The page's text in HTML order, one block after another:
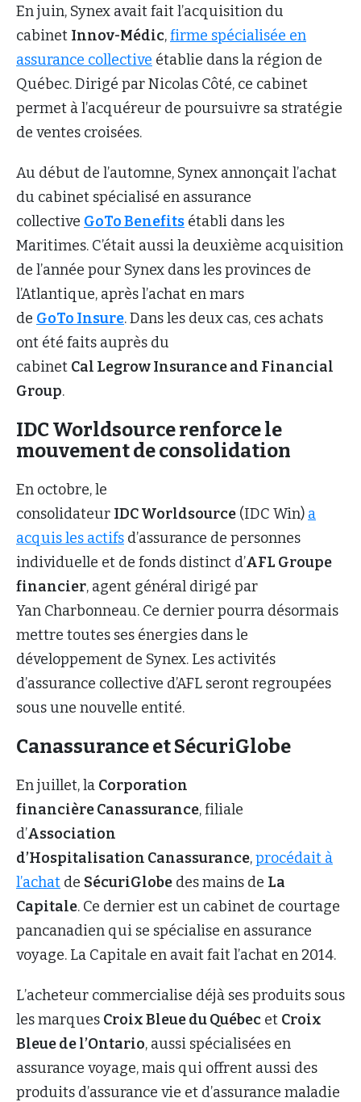
En juin, Synex avait fait l’acquisition du
cabinet Innov-Médic,firme spécialisée en
assurance collective établie dans la région de
Québec. Dirigé par Nicolas Côté, ce cabinet
permet à l’acquéreur de poursuivre sa stratégie
de ventes croisées.
Au début de l’automne, Synex annonçait l’achat
du cabinet spécialisé en assurance
collective GoTo Benefits établi dans les
Maritimes. C’était aussi la deuxième acquisition
de l’année pour Synex dans les provinces de
l’Atlantique, après l’achat en mars
de GoTo Insure. Dans les deux cas, ces achats
ont été faits auprès du
cabinet Cal Legrow Insurance and Financial
Group.
IDC Worldsource renforce le
mouvement de consolidation
En octobre, le
consolidateur IDC Worldsource (IDC Win) a
acquis les actifs d’assurance de personnes
individuelle et de fonds distinct d’AFL Groupe
financier, agent général dirigé par
Yan Charbonneau. Ce dernier pourra désormais
mettre toutes ses énergies dans le
développement de Synex. Les activités
d’assurance collective d’AFL seront regroupées
sous une nouvelle entité.
Canassurance et SécuriGlobe
En juillet, la Corporation
financière Canassurance, filiale
d’Association
d’Hospitalisation Canassurance,procédait à
l’achat de SécuriGlobe des mains de La
Capitale. Ce dernier est un cabinet de courtage
pancanadien qui se spécialise en assurance
voyage. La Capitale en avait fait l’achat en 2014.
L’acheteur commercialise déjà ses produits sous
les marques Croix Bleue du Québec et Croix
Bleue de l’Ontario, aussi spécialisées en
assurance voyage, mais qui offrent aussi des
produits d’assurance vie et d’assurance maladie